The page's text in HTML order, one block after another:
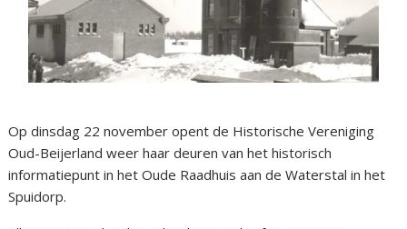
Op dinsdag 22 november opent de Historische Vereniging
Oud-Beijerland weer haar deuren van het historisch
informatiepunt in het Oude Raadhuis aan de Waterstal in het
Spuidorp.